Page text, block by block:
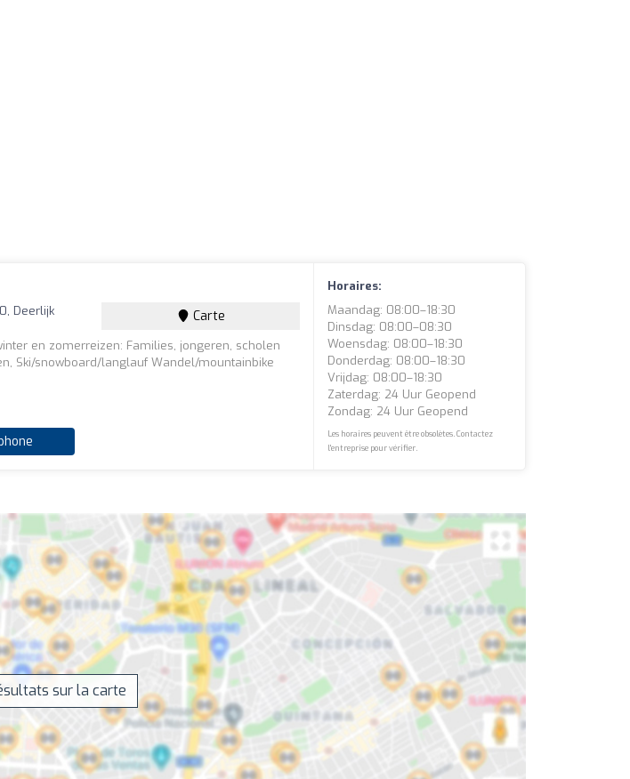
Deerlijk Carte
en zomerreizen: Families, jongeren, scholen
Ski/snowboard/langlauf Wandel/mountainbike
Horaires:
Maandag: 08:00–18:30
Dinsdag: 08:00–08:30
Woensdag: 08:00–18:30
Donderdag: 08:00–18:30
Vrijdag: 08:00–18:30
Zaterdag: 24 Uur Geopend
Zondag: 24 Uur Geopend
Les horaires peuvent être obsolètes. Contactez
l'entreprise pour vérifier.
sur la carte